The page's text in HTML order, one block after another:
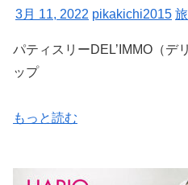
3月 11, 2022 pikakichi2015
パティスリーDEL’IMMO（デ
ップ
もっと読む